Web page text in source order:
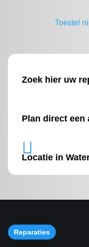
Toestel
Zoek hier uw
Plan direct een

Locatie in
Reparaties